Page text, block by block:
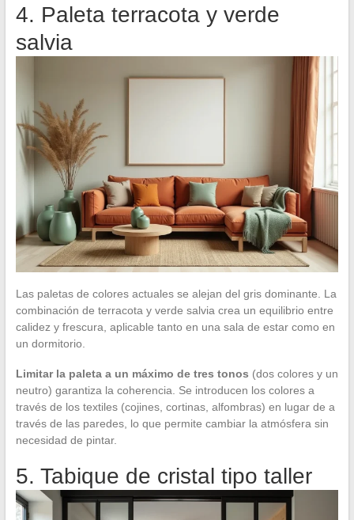
4. Paleta terracota y verde
salvia
Las paletas de colores actuales se alejan del gris dominante. La
combinación de terracota y verde salvia crea un equilibrio entre
calidez y frescura, aplicable tanto en una sala de estar como en
un dormitorio.
Limitar la paleta a un máximo de tres tonos (dos colores y un
neutro) garantiza la coherencia. Se introducen los colores a
través de los textiles (cojines, cortinas, alfombras) en lugar de a
través de las paredes, lo que permite cambiar la atmósfera sin
necesidad de pintar.
5. Tabique de cristal tipo taller